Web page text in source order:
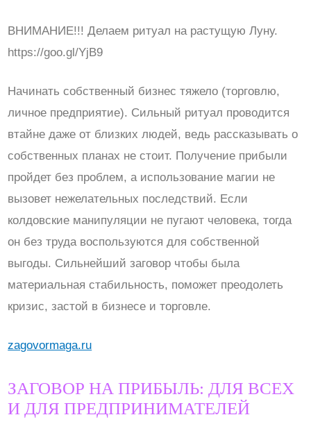
ВНИМАНИЕ!!! Делаем ритуал на растущую Луну.
https://goo.gl/YjB9
Начинать собственный бизнес тяжело (торговлю,
личное предприятие). Сильный ритуал проводится
втайне даже от близких людей, ведь рассказывать о
собственных планах не стоит. Получение прибыли
пройдет без проблем, а использование магии не
вызовет нежелательных последствий. Если
колдовские манипуляции не пугают человека, тогда
он без труда воспользуются для собственной
выгоды. Сильнейший заговор чтобы была
материальная стабильность, поможет преодолеть
кризис, застой в бизнесе и торговле.
zagovormaga.ru
ЗАГОВОР НА ПРИБЫЛЬ: ДЛЯ ВСЕХ
И ДЛЯ ПРЕДПРИНИМАТЕЛЕЙ